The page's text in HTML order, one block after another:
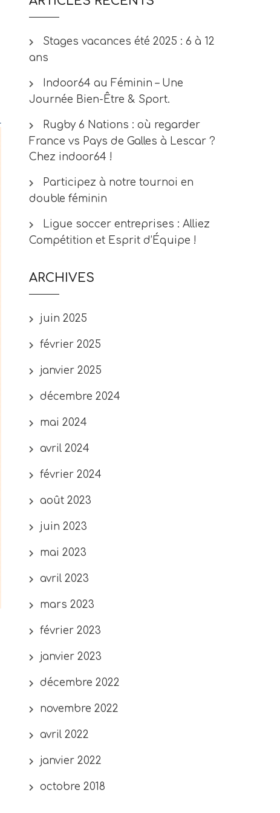
Stages vacances été 2025 : 6 à 12
ans
Indoor64 au Féminin – Une
Journée Bien-Être & Sport.
Rugby 6 Nations : où regarder
France vs Pays de Galles à Lescar ?
Chez indoor64 !
Participez à notre tournoi en
double féminin
Ligue soccer entreprises : Alliez
Compétition et Esprit d’Équipe !
ARCHIVES
juin 2025
février 2025
janvier 2025
décembre 2024
mai 2024
avril 2024
février 2024
août 2023
juin 2023
mai 2023
avril 2023
mars 2023
février 2023
janvier 2023
décembre 2022
novembre 2022
avril 2022
janvier 2022
octobre 2018